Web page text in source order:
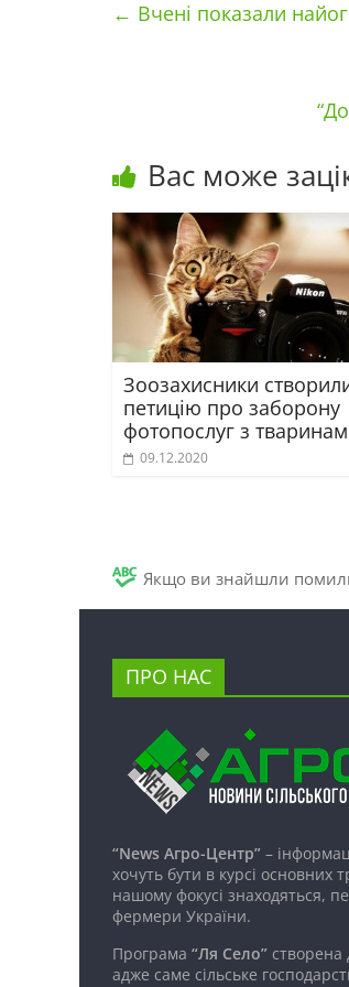
← Вчені показали
Вас може
Зоозахисники
петицію про заборону
фотопослуг з
09.12.2020
Якщо ви знайшли
ПРО НАС
“News Агро-Центр” –
хочуть бути в курсі основних
нашому фокусі знаходяться,
фермери України.
Програма “Ля Село” створена
адже саме сільське